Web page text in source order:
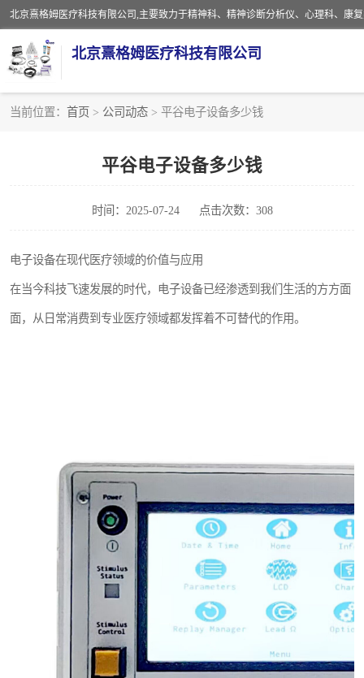
北京熹格姆医疗科技有限公司
当前位置： 首页 > 公司动态 > 平谷电子设备多少钱
平谷电子设备多少钱
时间：2025-07-24 点击次数：308
电子设备在现代医疗领域的价值与应用
在当今科技飞速发展的时代，电子设备已经渗透到我们生活的方方面
面，从日常消费到专业医疗领域都发挥着不可替代的作用。